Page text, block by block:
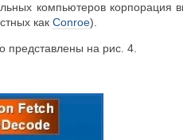
компьютеров корпорация
какConroe).
на рис. 4.